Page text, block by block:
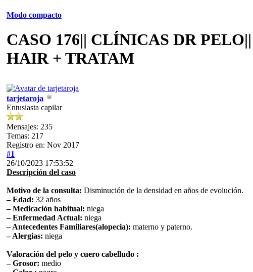
Modo compacto
CASO 176|| CLÍNICAS DR
HAIR + TRATAM
tarjetaroja
Entusiasta capilar
Mensajes: 235
Temas: 217
Registro en: Nov 2017
#1
26/10/2023 17:53:52
Descripción del caso
Motivo de la consulta: Disminución de la densidad en años de evolución.
– Edad: 32 años
– Medicación habitual: niega
– Enfermedad Actual: niega
– Antecedentes Familiares(alopecia): materno y paterno.
– Alergias: niega
Valoración del pelo y cuero cabelludo :
– Grosor: medio